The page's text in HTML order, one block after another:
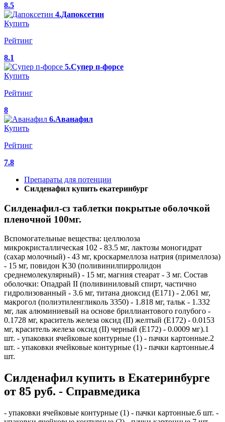
8.5
4.Дапоксетин
Купить
Рейтинг
8.1
5.Супер п-форсе
Купить
Рейтинг
8
6.Аванафил
Купить
Рейтинг
7.8
Препараты для потенции
Силденафил купить екатеринбург
Силденафил-сз таблетки покрытые оболочкой
пленочной 100мг.
Вспомогательные вещества: целлюлоза
микрокристаллическая 102 - 83.5 мг, лактозы моногидрат
(сахар молочный) - 43 мг, кроскармеллоза натрия (примеллоза)
- 15 мг, повидон K30 (поливинилпирролидон
среднемолекулярный) - 15 мг, магния стеарат - 3 мг. Состав
оболочки: Опадрай II (поливиниловый спирт, частично
гидролизованный - 3.6 мг, титана диоксид (E171) - 2.061 мг,
макрогол (полиэтиленгликоль 3350) - 1.818 мг, тальк - 1.332
мг, лак алюминиевый на основе бриллиантового голубого -
0.1728 мг, краситель железа оксид (II) желтый (E172) - 0.0153
мг, краситель железа оксид (II) черный (E172) - 0.0009 мг).1
шт. - упаковки ячейковые контурные (1) - пачки картонные.2
шт. - упаковки ячейковые контурные (1) - пачки картонные.4
шт.
Силденафил купить в Екатеринбурге
от 85 руб. - Справмедика
- упаковки ячейковые контурные (1) - пачки картонные.6 шт. -